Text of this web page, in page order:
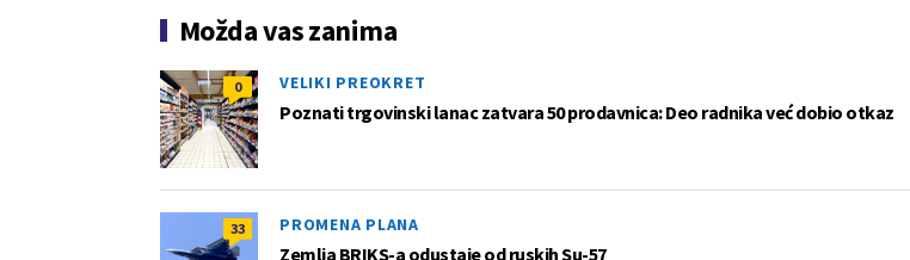
Možda vas zanima
0 VELIKI PREOKRET
Poznati trgovinski lanac zatvara 50 prodavnica: Deo radnika već dobio otkaz
33 PROMENA PLANA
Zemlja BRIKS-a odustaje od ruskih Su-57